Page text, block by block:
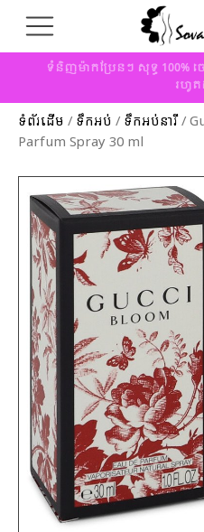
ទំនិញម៉ាកប្រែនៗ សុទ្ធ 100%
រហូត
ទំព័រដើម / ទឹកអប់ / ទឹកអប់នារី/
Parfum Spray 30 ml